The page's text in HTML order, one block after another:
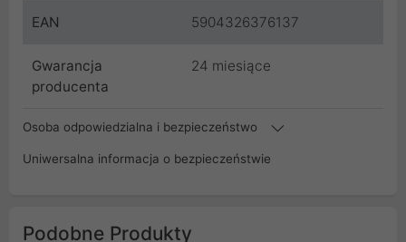
EAN 5904326376137
Gwarancja
producenta
24 miesiące
Osoba odpowiedzialna i bezpieczeństwo
Uniwersalna informacja o bezpieczeństwie
Podobne Produkty